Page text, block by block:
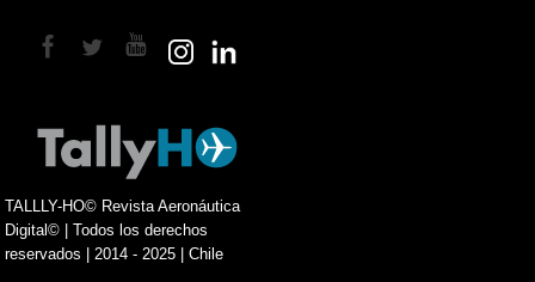
TALLLY-HO© Revista Aeronáutica
Digital© | Todos los derechos
reservados | 2014 - 2025 | Chile